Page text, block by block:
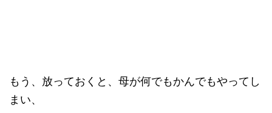
もう、放っておくと、母が何でもかんでもやってし
まい、